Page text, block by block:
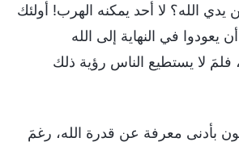
يدي الله؟ لا أحد يمكنه الهرب! أولئك
يعودوا في النهاية إلى الله
فلمَ لا يستطيع الناس رؤية ذلك
بأدنى معرفة عن قدرة الله، رغمَ